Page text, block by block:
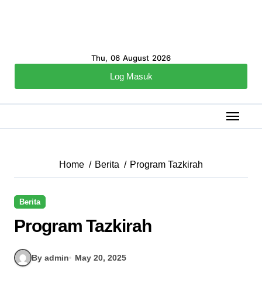
Log Masuk
Thu, 06 August 2026
Home Berita Program Tazkirah
Berita
Program Tazkirah
By admin May 20, 2025